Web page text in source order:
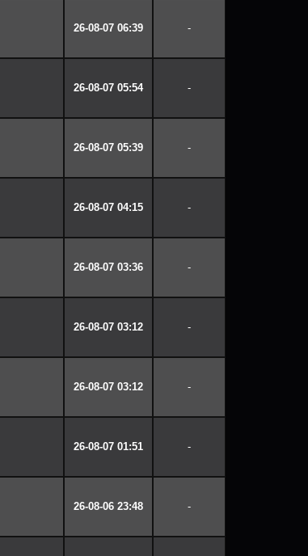
26-08-07 06:39 -
26-08-07 05:54 -
26-08-07 05:39 -
26-08-07 04:15 -
26-08-07 03:36 -
26-08-07 03:12 -
26-08-07 03:12 -
26-08-07 01:51 -
26-08-06 23:48 -